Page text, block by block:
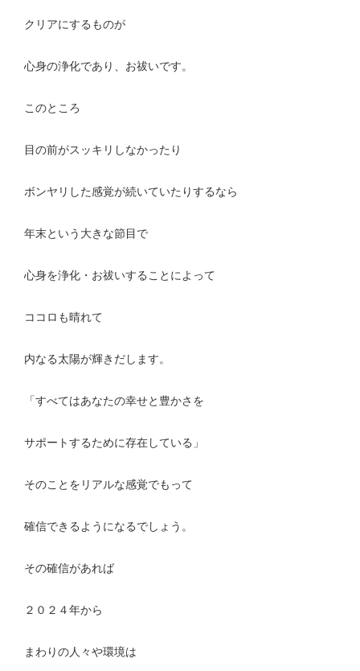
クリアにするものが
心身の浄化であり、お祓いです。
このところ
目の前がスッキリしなかったり
ボンヤリした感覚が続いていたりするなら
年末という大きな節目で
心身を浄化・お祓いすることによって
ココロも晴れて
内なる太陽が輝きだします。
「すべてはあなたの幸せと豊かさを
サポートするために存在している」
そのことをリアルな感覚でもって
確信できるようになるでしょう。
その確信があれば
２０２４年から
まわりの人々や環境は